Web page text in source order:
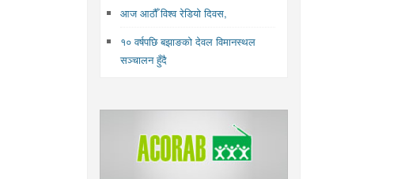
आज आठौँ विश्व रेडियो दिवस,
१० वर्षपछि बझाङको देवल विमानस्थल
सञ्चालन हुँदै